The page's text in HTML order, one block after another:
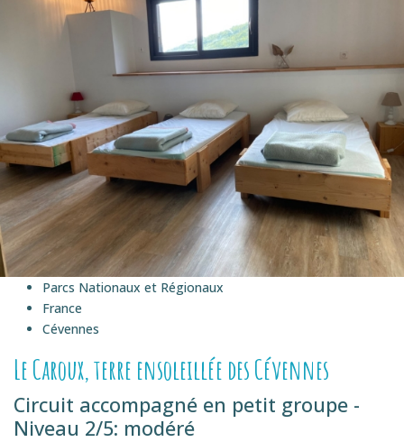
Parcs Nationaux et Régionaux
France
Cévennes
Le Caroux, terre ensoleillée des Cévennes
Circuit accompagné en petit groupe -
Niveau 2/5: modéré